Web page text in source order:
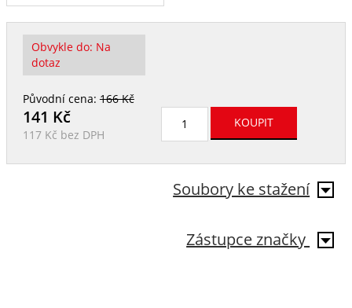
Obvykle do: Na
dotaz
Původní cena:166 Kč
141 Kč
117 Kč bez DPH
Soubory ke stažení
Zástupce značky